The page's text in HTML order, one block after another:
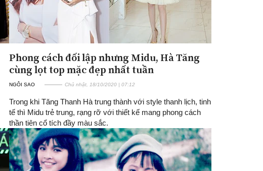
Phong cách đối lập nhưng Midu, Hà Tăng
cùng lọt top mặc đẹp nhất tuần
NGÔI SAO Chủ nhật, 18/10/2020 | 07:12
Trong khi Tăng Thanh Hà trung thành với style thanh lịch, tinh
tế thì Midu trẻ trung, rạng rỡ với thiết kế mang phong cách
thần tiên cổ tích đầy màu sắc.